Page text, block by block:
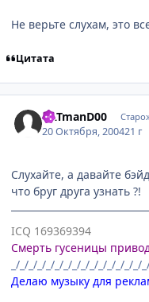
Не верьте слухам, это
Цитата
CATmanD00
20 Октября, 200421 г
Слухайте, а давайте
что бруг друга узнать ?!
ICQ 169369394
Смерть гусеницы
_/_/_/_/_/_/_/_/_/_/_/_/_/_/_/
Делаю музыку для